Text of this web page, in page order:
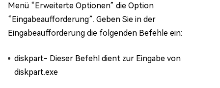
Menü “Erweiterte Optionen” die Option
“Eingabeaufforderung”. Geben Sie in der
Eingabeaufforderung die folgenden Befehle ein:
diskpart- Dieser Befehl dient zur Eingabe von
diskpart.exe